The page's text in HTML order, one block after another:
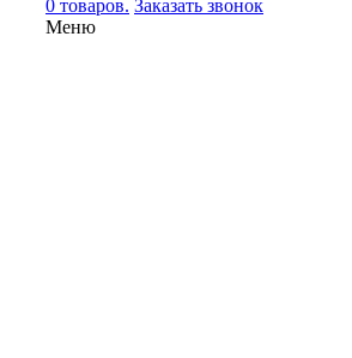
0 товаров. Заказать звонок
Меню